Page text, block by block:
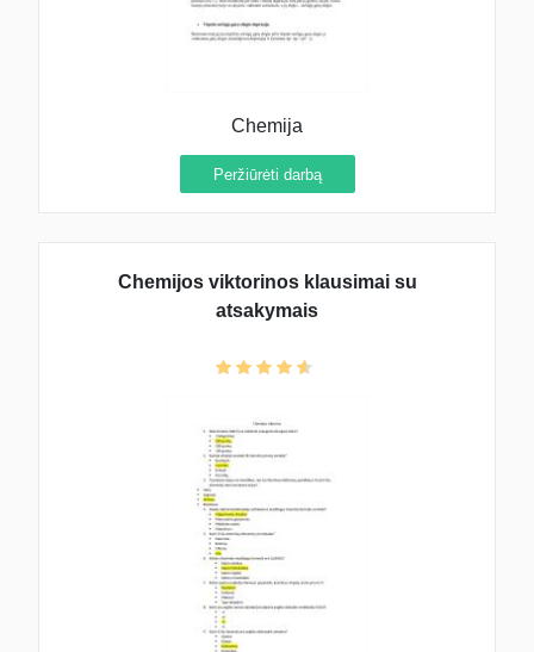
Chemija
Peržiūrėti darbą
Chemijos viktorinos klausimai su
atsakymais